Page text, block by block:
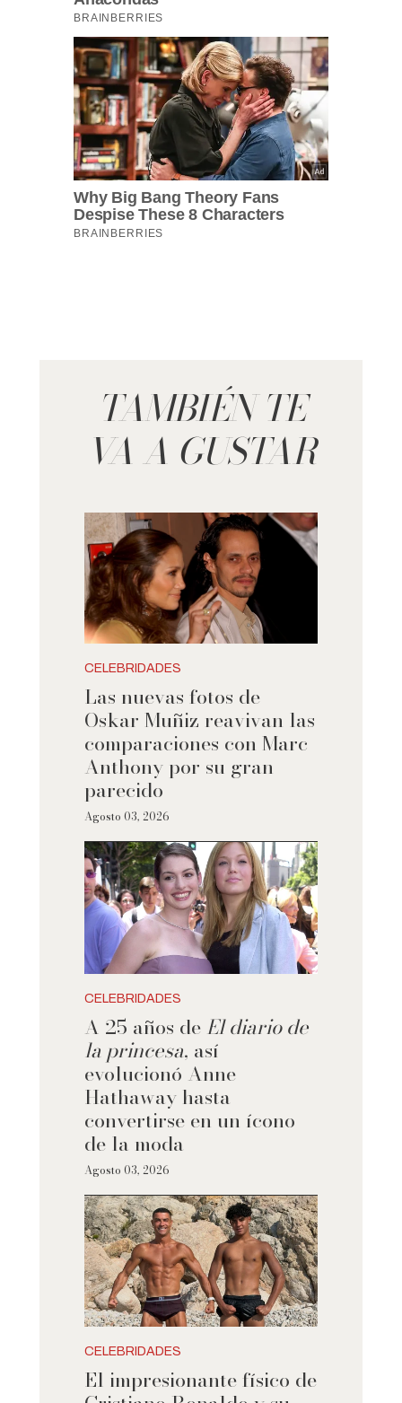
TAMBIÉN TE
VA A GUSTAR
CELEBRIDADES
Las nuevas fotos de
Oskar Muñiz reavivan las
comparaciones con Marc
Anthony por su gran
parecido
Agosto 03, 2026
CELEBRIDADES
A 25 años de El diario de
la princesa, así
evolucionó Anne
Hathaway hasta
convertirse en un ícono
de la moda
Agosto 03, 2026
CELEBRIDADES
El impresionante físico de